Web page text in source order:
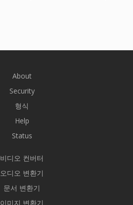
About
Security
형식
Help
Status
비디오 컨버터
오디오 변환기
문서 변환기
이미지 변환기